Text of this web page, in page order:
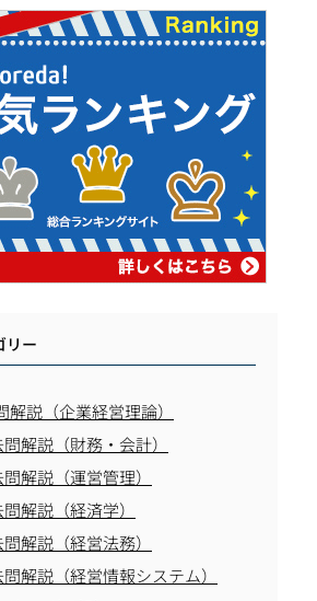
リー
解説（企業経営理論）
解説（財務・会計）
解説（運営管理）
解説（経済学）
解説（経営法務）
解説（経営情報システム）